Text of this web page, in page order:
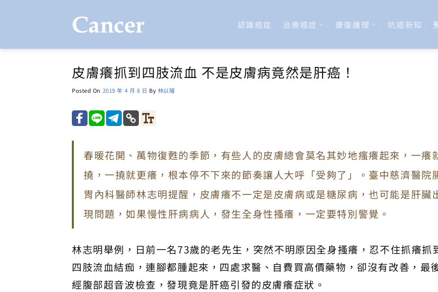
認識癌症 治療癌症 康復護理 抗癌新知
皮膚癢抓到四肢流血 不是皮膚病竟然是肝癌！
Posted On 2019 年 4 月 8 日 By 林以璿
春暖花開、萬物復甦的季節，有些人的皮膚總會莫名其妙地瘙癢起來，一癢
撓，一撓就更癢，根本停不下來的節奏讓人大呼「受夠了」。臺中慈濟醫院
胃內科醫師林志明提醒，皮膚癢不一定是皮膚病或是糖尿病，也可能是肝臟
現問題，如果慢性肝病病人，發生全身性搔癢，一定要特別警覺。
林志明舉例，日前一名73歲的老先生，突然不明原因全身搔癢，忍不住抓癢抓
四肢流血結痂，連腳都腫起來，四處求醫、自費買高價藥物，卻沒有改善，最
經腹部超音波檢查，發現竟是肝癌引發的皮膚癢症狀。